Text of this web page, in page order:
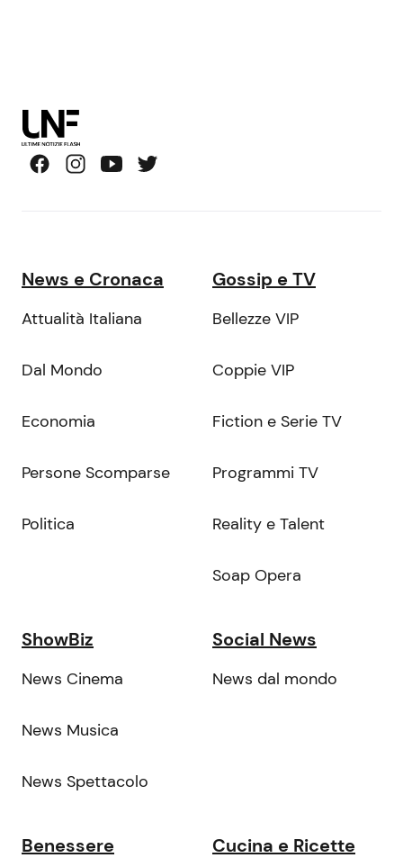
News e Cronaca
Attualità Italiana
Dal Mondo
Economia
Persone Scomparse
Politica
Gossip e TV
Bellezze VIP
Coppie VIP
Fiction e Serie TV
Programmi TV
Reality e Talent
Soap Opera
ShowBiz
News Cinema
News Musica
News Spettacolo
Social News
News dal mondo
Benessere Cucina e Ricette